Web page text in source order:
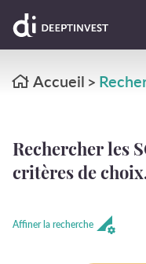
Accueil >
Rechercher les
critères de
Affiner la recherche